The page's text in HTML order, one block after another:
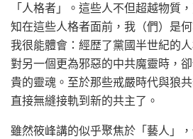
「人格者」。這些人不但超越物質
知在這些人格者面前，我（們）是
我很能體會：經歴了黨國半世紀的
對另一個更為邪惡的中共魔靈時，
貴的靈魂。至於那些戒嚴時代與狼
直接無縫接軌到新的共主了。
雖然筱峰講的似乎聚焦於「藝人」